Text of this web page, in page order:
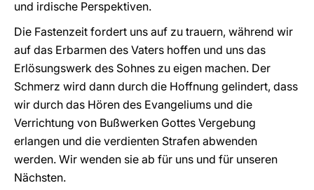
und irdische Perspektiven.
Die Fastenzeit fordert uns auf zu trauern, während wir
auf das Erbarmen des Vaters hoffen und uns das
Erlösungswerk des Sohnes zu eigen machen. Der
Schmerz wird dann durch die Hoffnung gelindert, dass
wir durch das Hören des Evangeliums und die
Verrichtung von Bußwerken Gottes Vergebung
erlangen und die verdienten Strafen abwenden
werden. Wir wenden sie ab für uns und für unseren
Nächsten.